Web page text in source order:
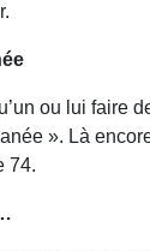
ou lui faire
». Là
74.